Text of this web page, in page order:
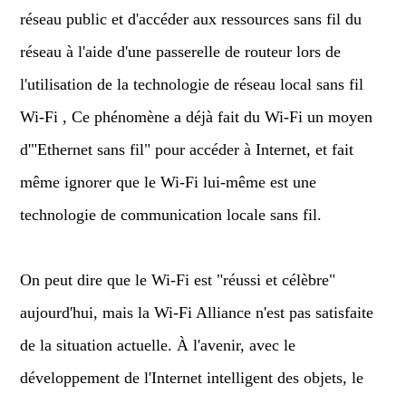
réseau public et d'accéder aux ressources sans fil du
réseau à l'aide d'une passerelle de routeur lors de
l'utilisation de la technologie de réseau local sans fil
Wi-Fi , Ce phénomène a déjà fait du Wi-Fi un moyen
d'"Ethernet sans fil" pour accéder à Internet, et fait
même ignorer que le Wi-Fi lui-même est une
technologie de communication locale sans fil.
On peut dire que le Wi-Fi est "réussi et célèbre"
aujourd'hui, mais la Wi-Fi Alliance n'est pas satisfaite
de la situation actuelle. À l'avenir, avec le
développement de l'Internet intelligent des objets, le